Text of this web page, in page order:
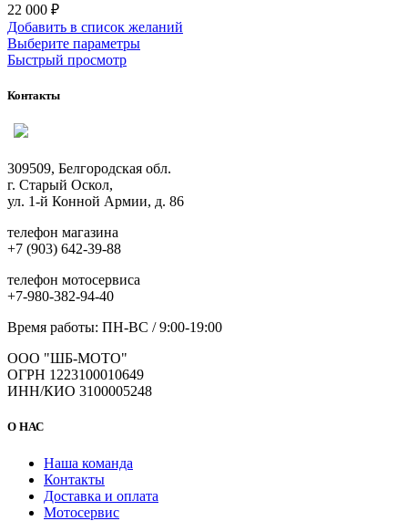
22 000 ₽
Добавить в список желаний
Выберите параметрыЭтот
на
товара.
Быстрый просмотр
Контакты
309509, Белгородская обл.
г. Старый Оскол,
ул. 1-й Конной Армии, д. 86
телефон магазина
+7 (903) 642-39-88
телефон мотосервиса
+7-980-382-94-40
Время работы: ПН-ВС / 9:00-19:00
ООО "ШБ-МОТО"
ОГРН 1223100010649
ИНН/КИО 3100005248
О НАС
Наша команда
Контакты
Доставка и оплата
Мотосервис